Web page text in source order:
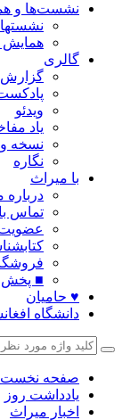
نشست‌ها و
همایش
گالری
گزارش
ویدئو
یاد
نسخه
نگاره
با میراث
درباره
تماس
عضویت
■ پخش
♥ حامیان
دانشگاه
صفحه نخست
یادداشت روز
اخبار میراث